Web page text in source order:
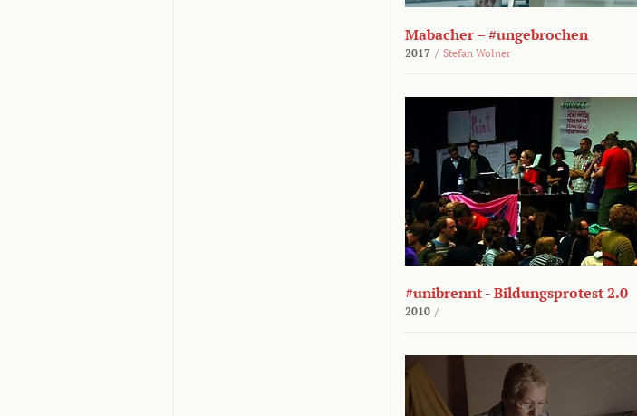
Mabacher – #ungebrochen
2017 / Stefan Wolner
#unibrennt - Bildungsprotest 2.0
2010 /